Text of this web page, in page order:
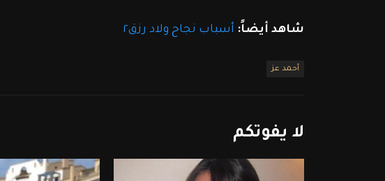
شاهد أيضاً: أسباب نجاح ولاد رزق٢
أحمد عز
لا يفوتكم